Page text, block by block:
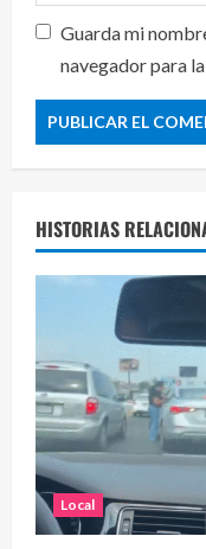
Guarda mi
navegador para
HISTORIAS
Local